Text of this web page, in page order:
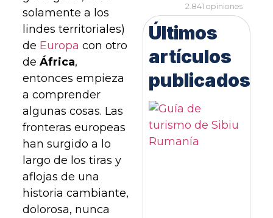
solamente a los
lindes territoriales)
de Europacon otro
deÁfrica,
entonces empieza
a comprender
algunas cosas. Las
fronteras europeas
han surgido a lo
largo de los tiras y
aflojas de una
historia cambiante,
dolorosa, nunca
Últimos
artículos
publicados